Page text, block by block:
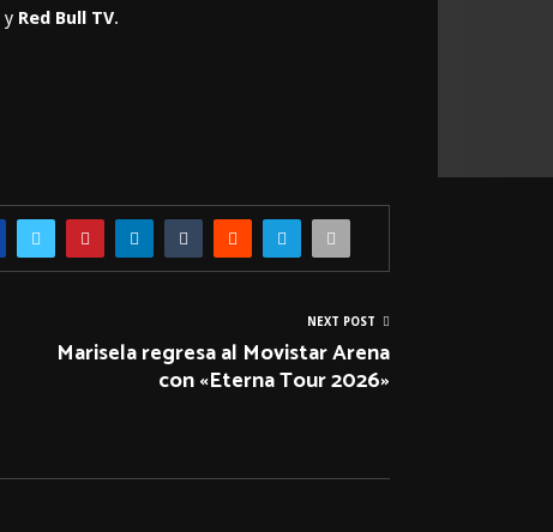
y Red Bull TV.
NEXT POST
Marisela regresa al Movistar Arena
con «Eterna Tour 2026»